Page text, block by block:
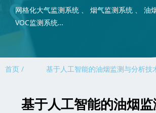
网格化大气监测系统 、 烟气监测系统 、 油
VOC监测系统…
首页 / 基于人工智能的油烟监测与分析技
基于人工智能的油烟